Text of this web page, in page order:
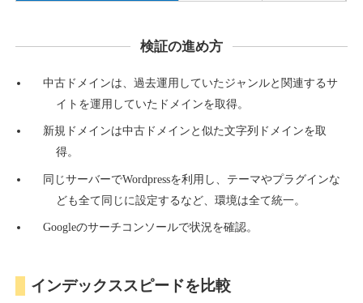
詳細を見る
countdown-x.com
ジャンル その他
39 外部リンク数479 ドメイン年齢
10,800円
campus-web.jp
DA 38 外部リンク数 1151 ドメイン年齢
検証の進め方
中古ドメインは、過去運用していたジャンルと関連するサ
イトを運用していたドメインを取得。
新規ドメインは中古ドメインと似た文字列ドメインを取
得。
同じサーバーでWordpressを利用し、テーマやプラグインな
ども全て同じに設定するなど、環境は全て統一。
Googleのサーチコンソールで状況を確認。
インデックススピードを比較